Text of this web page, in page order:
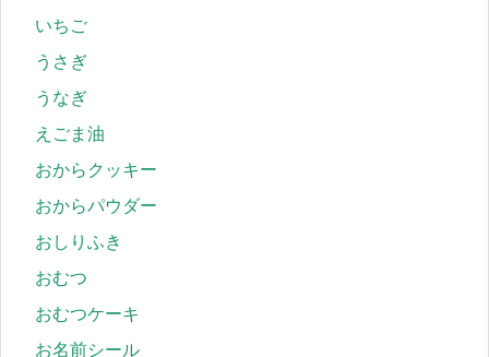
いちご
うさぎ
うなぎ
えごま油
おからクッキー
おからパウダー
おしりふき
おむつ
おむつケーキ
お名前シール